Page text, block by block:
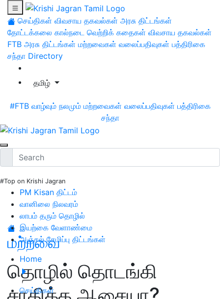
செய்திகள் விவசாய தகவல்கள் அரசு திட்டங்கள்
தோட்டக்கலை கால்நடை வெற்றிக் கதைகள் விவசாய தகவல்கள்
FTB அரசு திட்டங்கள் மற்றவைகள் வலைப்பதிவுகள் பத்திரிகை
சந்தா Directory
தமிழ்
#FTB வாழ்வும் நலமும் மற்றவைகள் வலைப்பதிவுகள் பத்திரிகை
சந்தா
#Top on Krishi Jagran
PM Kisan திட்டம்
வானிலை நிலவரம்
லாபம் தரும் தொழில்
இயற்கை வேளாண்மை
அஞ்சல் சேமிப்பு திட்டங்கள்
Home
செய்திகள்
மற்றவை
தொழில் தொடங்கி